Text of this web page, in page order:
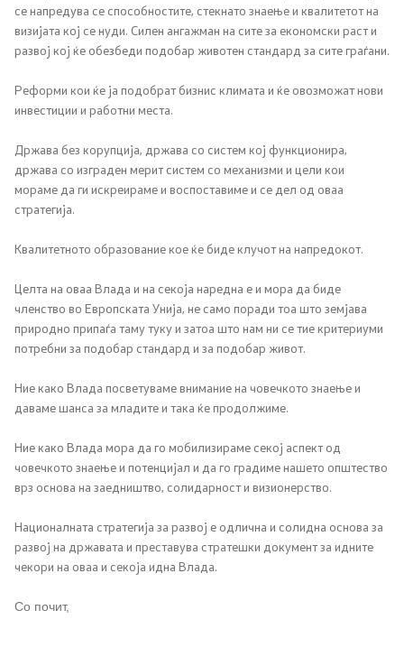
Канцеларија на портпарол
Медија центар
Отворена Влада
Отчетност
Финансии
Сервисни информации
Антикорупција
Организација и систематизација
Регулатива
Контакт
Контакт
се напредува се способностите, стекнато знаење и квалитетот на
визијата кој се нуди. Силен ангажман на сите за економски раст и
развој кој ќе обезбеди подобар животен стандард за сите граѓани.
Реформи кои ќе ја подобрат бизнис климата и ќе овозможат нови
инвестиции и работни места.
Држава без корупција, држава со систем кој функционира,
држава со изграден мерит систем со механизми и цели кои
мораме да ги искреираме и воспоставиме и се дел од оваа
стратегија.
Квалитетното образование кое ќе биде клучот на напредокот.
Целта на оваа Влада и на секоја наредна е и мора да биде
членство во Европската Унија, не само поради тоа што земјава
природно припаѓа таму туку и затоа што нам ни се тие критериуми
потребни за подобар стандард и за подобар живот.
Ние како Влада посветуваме внимание на човечкото знаење и
даваме шанса за младите и така ќе продолжиме.
Ние како Влада мора да го мобилизираме секој аспект од
човечкото знаење и потенцијал и да го градиме нашето општество
врз основа на заедништво, солидарност и визионерство.
Националната стратегија за развој е одлична и солидна основа за
развој на државата и преставува стратешки документ за идните
чекори на оваа и секоја идна Влада.
Со почит,